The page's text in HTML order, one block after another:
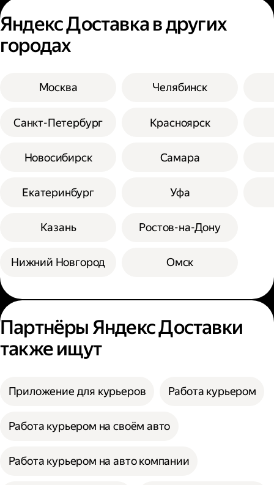
Яндекс Доставка в других
городах
Москва
Санкт-Петербург
Новосибирск
Екатеринбург
Казань
Нижний Новгород
Челябинск
Красноярск
Самара
Уфа
Ростов-на-Дону
Омск
Партнёры Яндекс Доставки
также ищут
Приложение для курьеров Работа курьером
Работа курьером на своём авто
Работа курьером на авто компании